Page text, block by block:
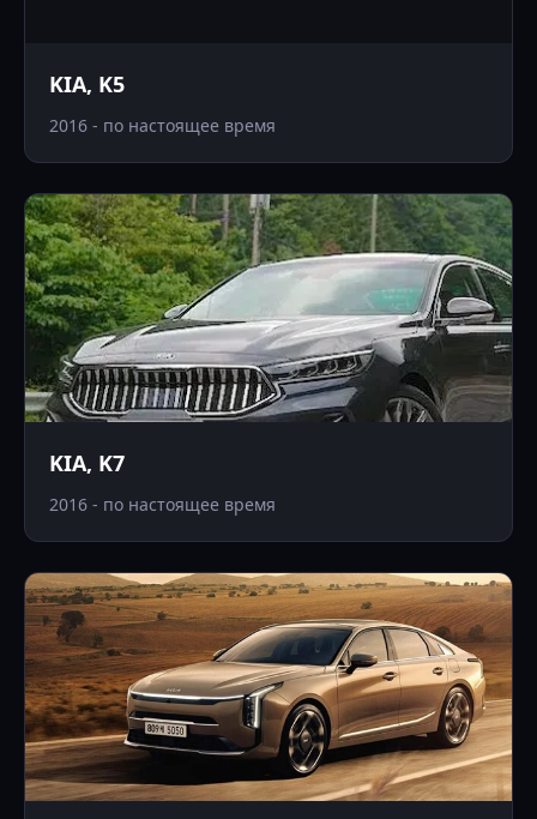
KIA, K5
2016 - по настоящее время
KIA, K7
2016 - по настоящее время